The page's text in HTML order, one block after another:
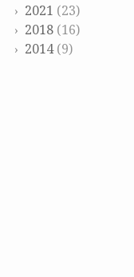
2021 (23)
2018(16)
2014(9)